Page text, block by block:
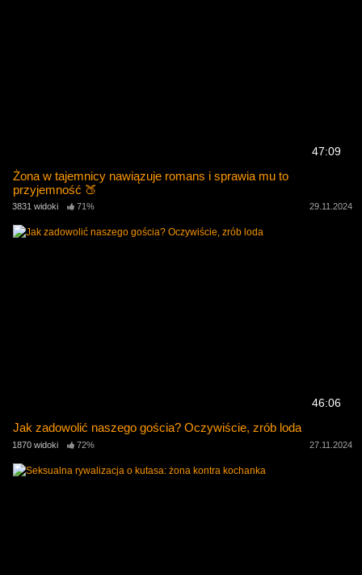
47:09
Żona w tajemnicy nawiązuje romans i sprawia mu to
przyjemność 🍑
3831 widoki 71% 29.11.2024
46:06
Jak zadowolić naszego gościa? Oczywiście, zrób loda
1870 widoki 72% 27.11.2024